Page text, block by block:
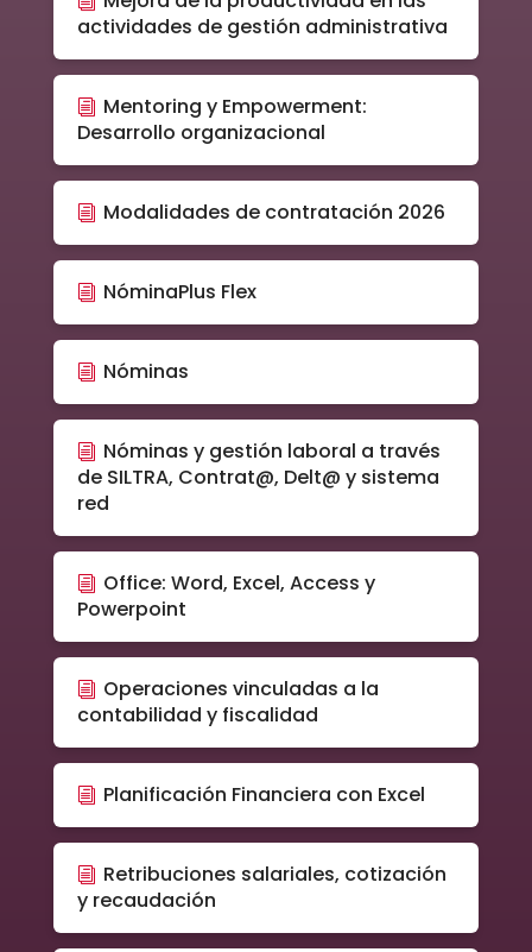
actividades de gestión administrativa
Mentoring y Empowerment:
Desarrollo organizacional
Modalidades de contratación 2026
NóminaPlus Flex
Nóminas
Nóminas y gestión laboral a través
de SILTRA, Contrat@, Delt@ y sistema
red
Office: Word, Excel, Access y
Powerpoint
Operaciones vinculadas a la
contabilidad y fiscalidad
Planificación Financiera con Excel
Retribuciones salariales, cotización
y recaudación